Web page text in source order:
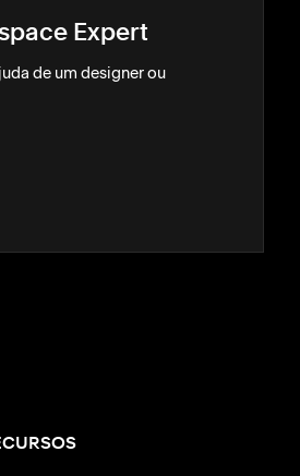
Expert
de um designer ou